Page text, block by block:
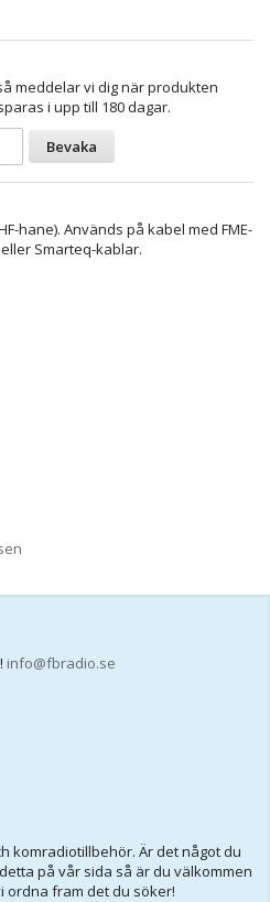
meddelar vi dig när produkten
i upp till 180 dagar.
Bevaka
hane). Används på kabel med FME-
Smarteq-kablar.
info@fbradio.se
komradiotillbehör. Är det något du
på vår sida så är du välkommen
ordna fram det du söker!